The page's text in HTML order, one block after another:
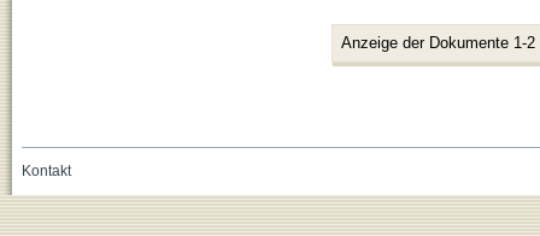
Anzeige der Dokumente 1-2
Kontakt